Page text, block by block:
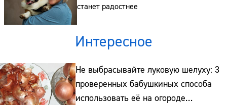
станет радостнее
Интересное
Не выбрасывайте луковую шелуху: 3
проверенных бабушкиных способа
использовать её на огороде